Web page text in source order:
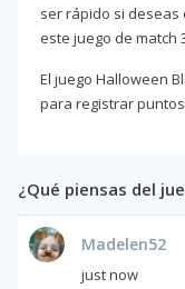
ser rápido si deseas
este juego de match
El juego Halloween
para registrar
¿Qué piensas del
Madelen52
just now